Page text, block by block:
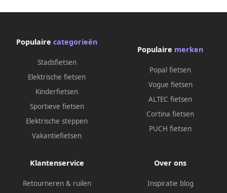
Populaire categorieën
Stadsfietsen
Elektrische fietsen
Kinderfietsen
Sportieve fietsen
Elektrische steppen
Vakantiefietsen
Populaire merken
Popal fietsen
Vogue fietsen
ALTEC fietsen
Cortina fietsen
PUCH fietsen
Klantenservice
Retourneren & ruilen
Over ons
Inspiratie blog